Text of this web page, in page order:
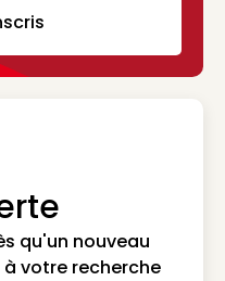
qu'un nouveau
votre recherche